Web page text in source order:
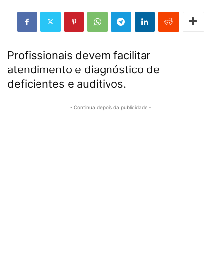
Profissionais devem facilitar
atendimento e diagnóstico de
deficientes e auditivos.
- Continua depois da publicidade -